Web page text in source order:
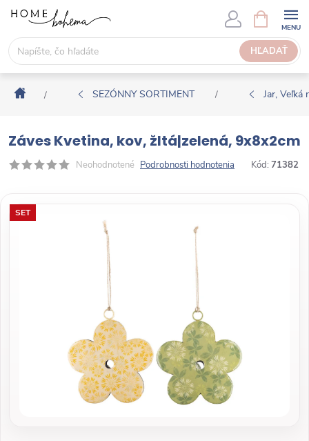
s
HĽADAŤ
Á
K
U
P
O
Í
Domov
/ SEZÓNNY SORTIMENT / Jar, Veľká
Záves Kvetina, kov, žltá|zelená, 9x8x2cm
Neohodnotené Podrobnosti hodnotenia Kód: 71382
SET